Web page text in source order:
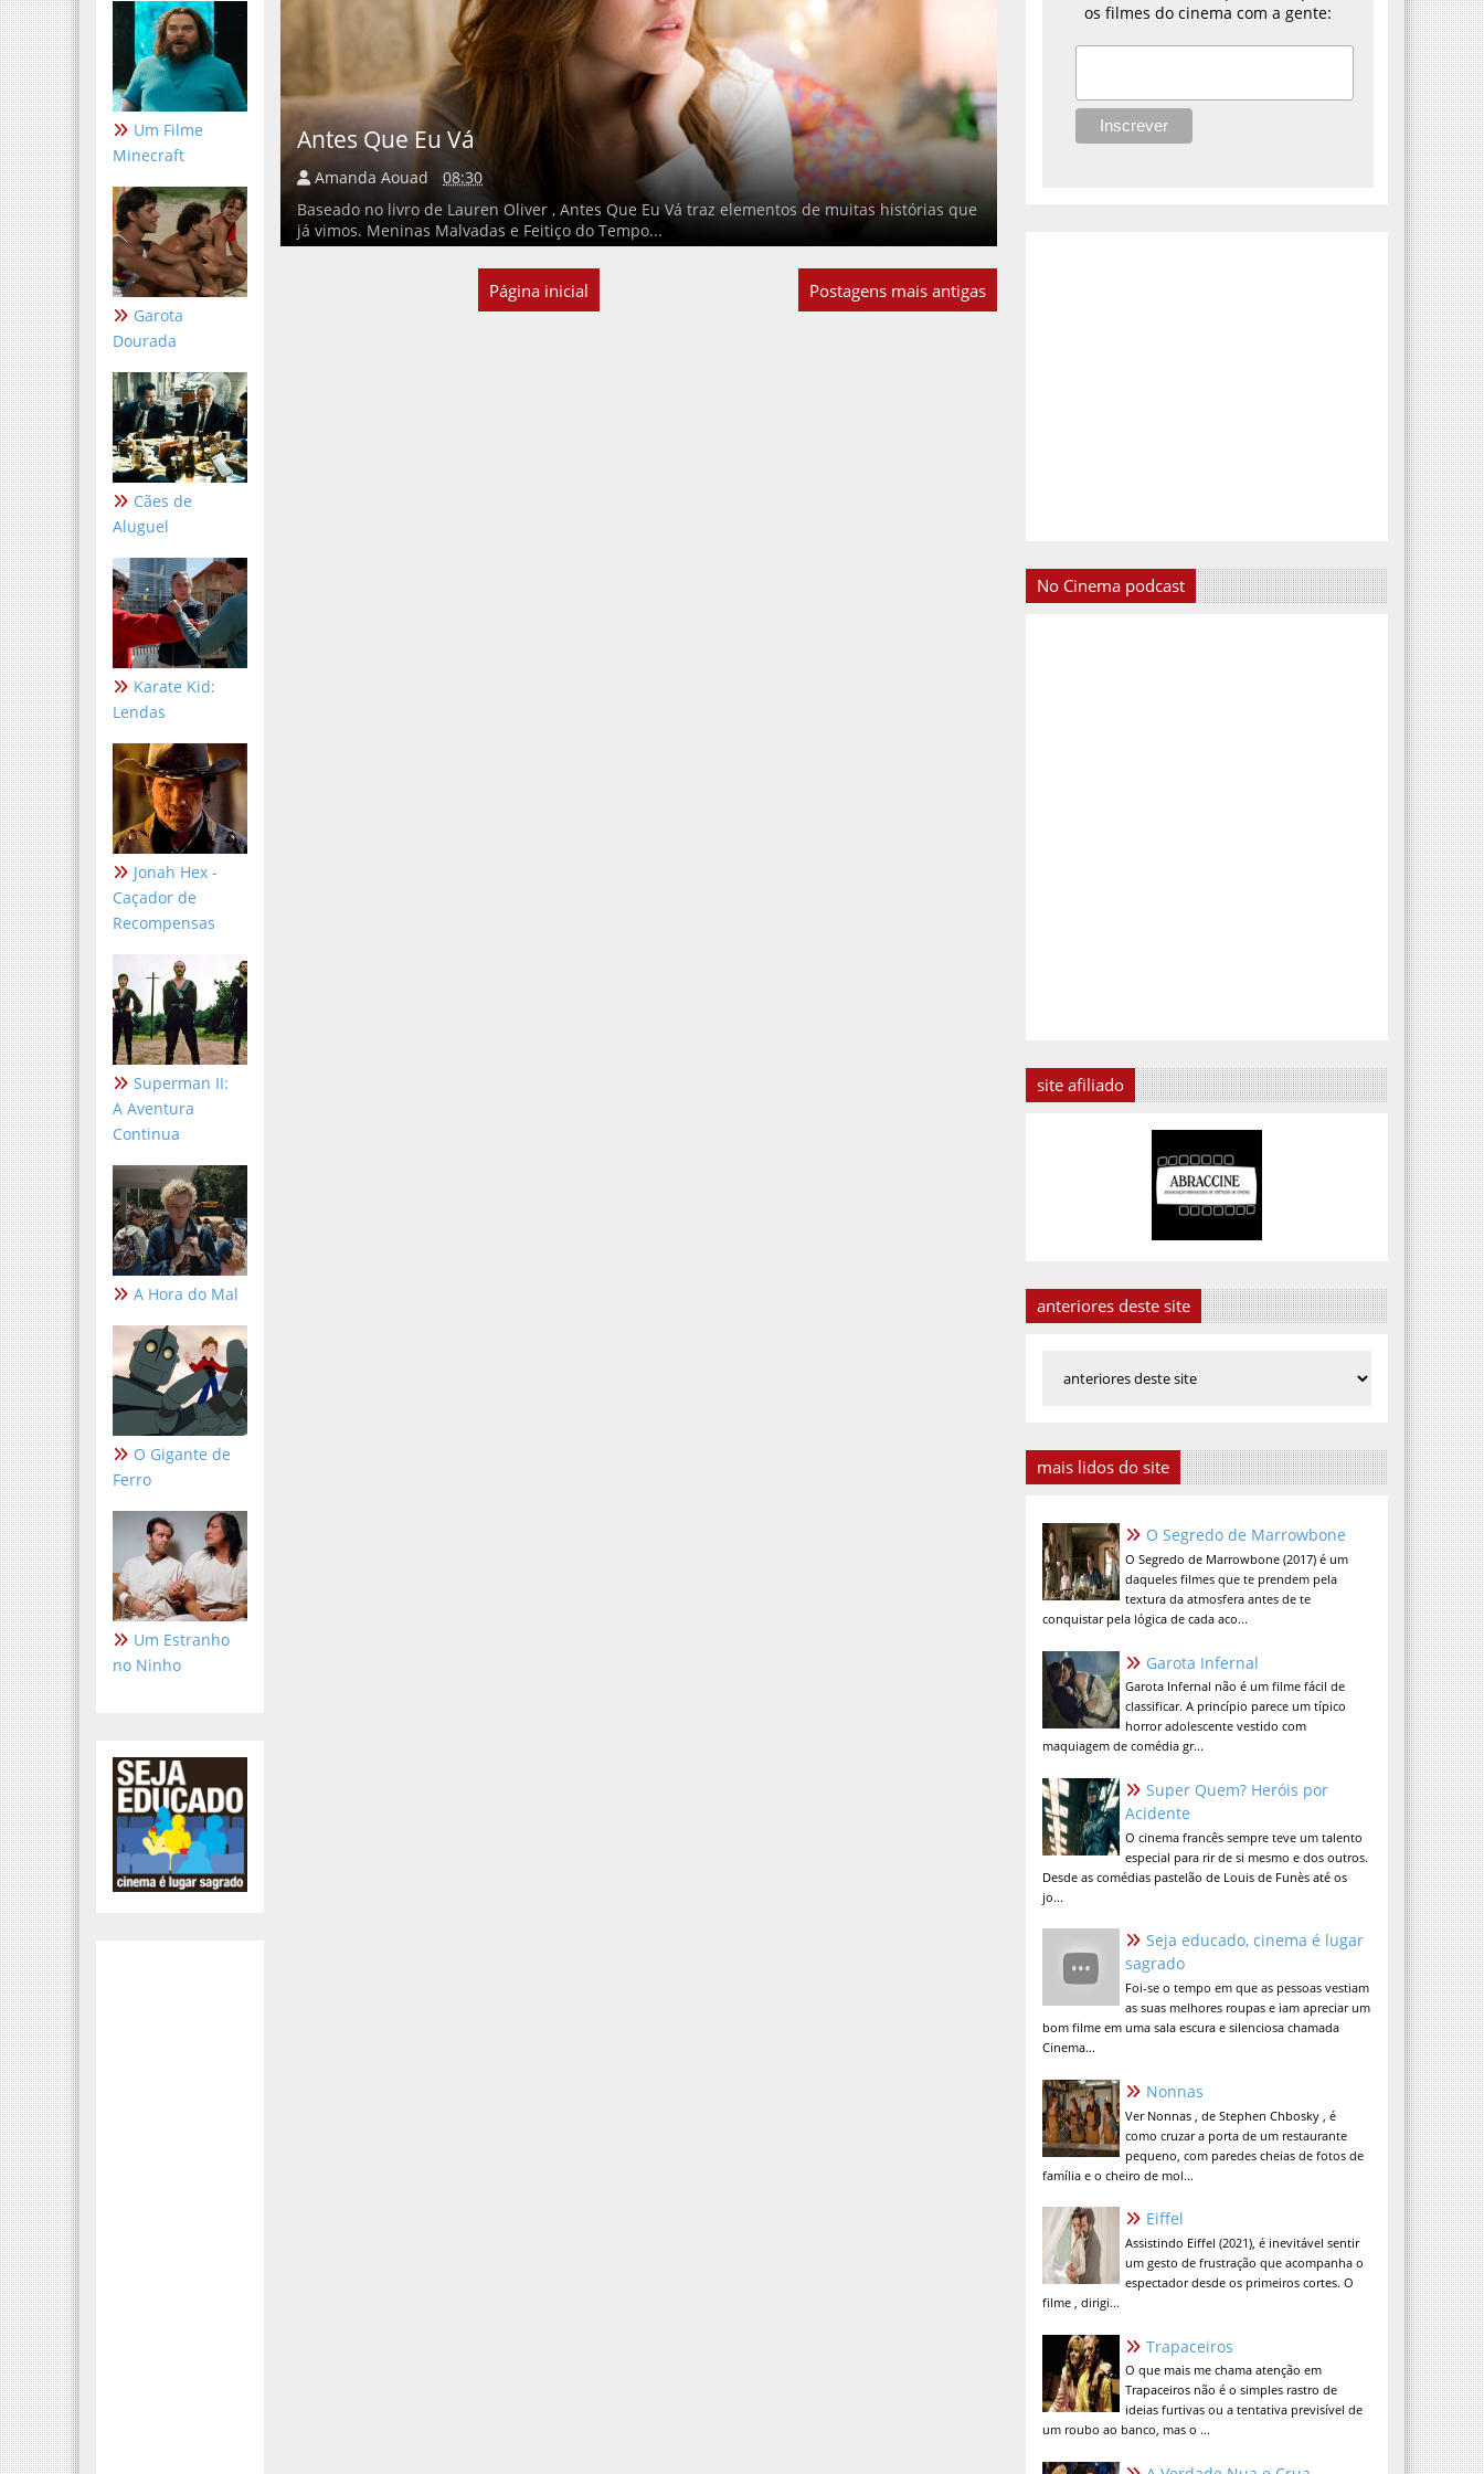
Um Filme
Minecraft
Garota
Dourada
Cães de
Aluguel
Karate Kid:
Lendas
Jonah Hex -
Caçador de
Recompensas
Superman II:
A Aventura
Continua
A Hora do Mal
O Gigante de
Ferro
Um Estranho
no Ninho
Antes Que Eu Vá
Amanda Aouad
08:30
Baseado no livro de Lauren Oliver , Antes Que Eu Vá traz elementos de muitas histórias que
já vimos. Meninas Malvadas e Feitiço do Tempo...
Postagens mais antigas
Página inicial
os filmes do cinema com a gente:
No Cinema podcast
site afiliado
anteriores deste site
mais lidos do site
O Segredo de Marrowbone
O Segredo de Marrowbone (2017) é um
daqueles filmes que te prendem pela
textura da atmosfera antes de te
conquistar pela lógica de cada aco...
Garota Infernal
Garota Infernal não é um filme fácil de
classificar. A princípio parece um típico
horror adolescente vestido com
maquiagem de comédia gr...
Super Quem? Heróis por
Acidente
O cinema francês sempre teve um talento
especial para rir de si mesmo e dos outros.
Desde as comédias pastelão de Louis de Funès até os
jo...
Seja educado, cinema é lugar
sagrado
Foi-se o tempo em que as pessoas vestiam
as suas melhores roupas e iam apreciar um
bom filme em uma sala escura e silenciosa chamada
Cinema...
Nonnas
Ver Nonnas , de Stephen Chbosky , é
como cruzar a porta de um restaurante
pequeno, com paredes cheias de fotos de
família e o cheiro de mol...
Eiffel
Assistindo Eiffel (2021), é inevitável sentir
um gesto de frustração que acompanha o
espectador desde os primeiros cortes. O
filme , dirigi...
Trapaceiros
O que mais me chama atenção em
Trapaceiros não é o simples rastro de
ideias furtivas ou a tentativa previsível de
um roubo ao banco, mas o ...